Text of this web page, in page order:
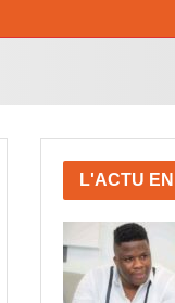
L'ACTU